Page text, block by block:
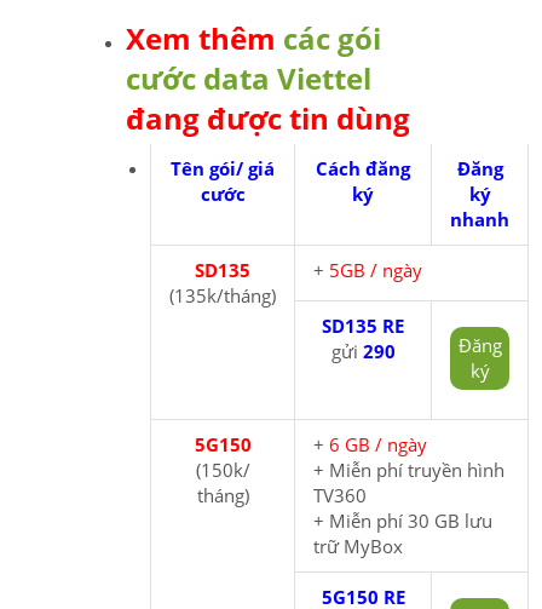
Xem thêm các gói
cước data Viettel
đang được tin dùng
Tên gói/ giá
cước
Cách đăng
ký
Đăng
ký
nhanh
SD135
(135k/tháng)
+ 5GB / ngày
SD135 RE
gửi 290
Đăng
ký
5G150
(150k/
tháng)
+ 6 GB / ngày
+ Miễn phí truyền hình
TV360
+ Miễn phí 30 GB lưu
trữ MyBox
5G150 RE